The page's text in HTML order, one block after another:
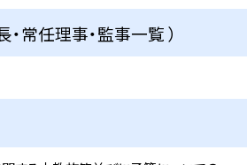
常任理事・監事一覧 ）